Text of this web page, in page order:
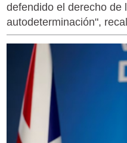
defendido el derecho de
autodeterminación",